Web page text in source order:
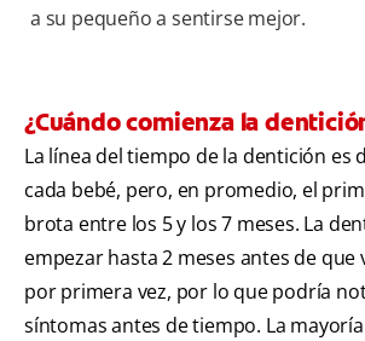
a su pequeño a sentirse mejor.
¿Cuándo comienza la
La línea del tiempo de la dentición es
cada bebé, pero, en promedio, el
brota entre los 5 y los 7 meses. La
empezar hasta 2 meses antes de que
por primera vez, por lo que podría
síntomas antes de tiempo. La